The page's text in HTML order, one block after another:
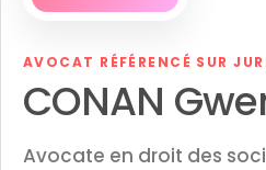
AVOCAT RÉFÉRENCÉ SUR
CONAN
Avocate en droit des